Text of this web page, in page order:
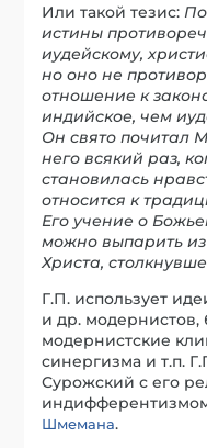
Или такой тезис:
истины
иудейскому,
но оно не
отношение к
индийское, чем
Он свято почитал
него всякий раз,
становилась
относится к
Его учение о
можно выпарить
Христа,
Г.П. использует
и др. модернистов,
модернистские
синергизма и т.п.
Сурожский с его
Шмемана.